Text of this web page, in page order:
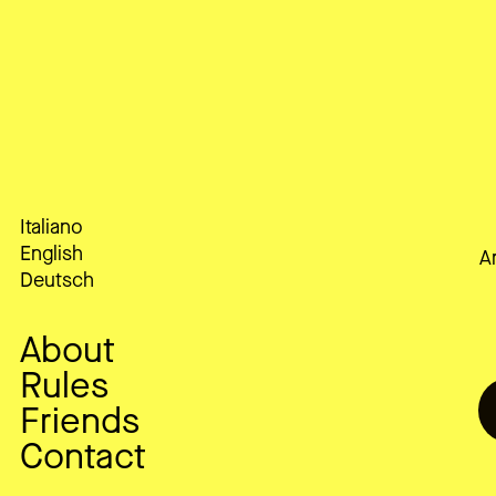
Italiano
English
Deutsch
About
Rules
Friends
Contact